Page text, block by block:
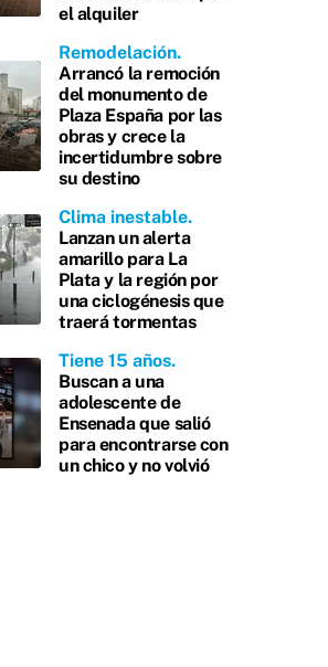
el alquiler
Remodelación
Arrancó la remoción
del monumento de
Plaza España por las
obras y crece la
incertidumbre sobre
su destino
Clima inestable
Lanzan un alerta
amarillo para La
Plata y la región por
una ciclogénesis que
traerá tormentas
Tiene 15 años
Buscan a una
adolescente de
Ensenada que salió
para encontrarse con
un chico y no volvió